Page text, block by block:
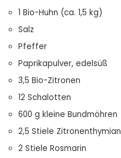
1 Bio-Huhn (ca. 1,5 kg)
Salz
Pfeffer
Paprikapulver, edelsüß
3,5 Bio-Zitronen
12 Schalotten
600 g kleine Bundmöhren
2,5 Stiele Zitronenthymian
2 Stiele Rosmarin